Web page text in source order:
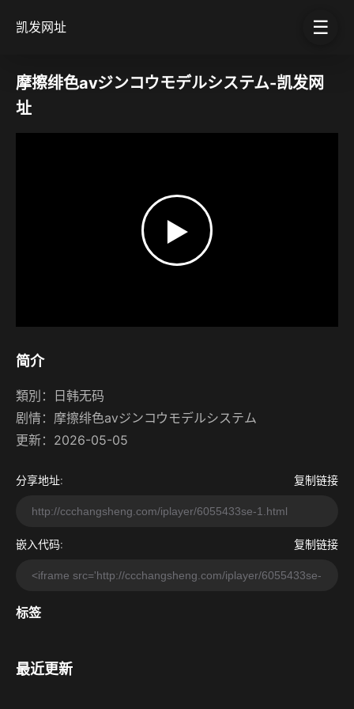
凯发网址 ☰
摩擦绯色aⅴジンコウモデルシステム-凯发网
址
▶
简介
類別：
日韩无码
剧情： 摩擦绯色aⅴジンコウモデルシステム
更新：2026-05-05
分享地址: 复制链接
嵌入代码: 复制链接
标签
最近更新